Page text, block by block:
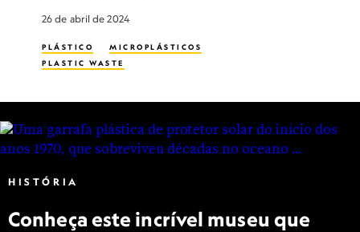
26 de abril de 2024
PLÁSTICO
MICROPLÁSTICOS
PLASTIC WASTE
HISTÓRIA
Conheça este incrível museu que